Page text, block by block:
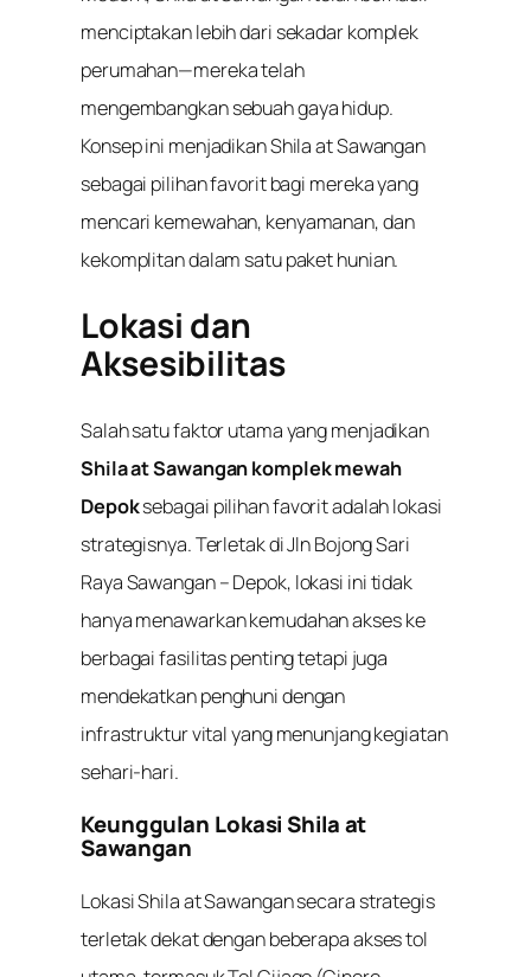
menciptakan lebih dari sekadar komplek
perumahan—mereka telah
mengembangkan sebuah gaya hidup.
Konsep ini menjadikan Shila at Sawangan
sebagai pilihan favorit bagi mereka yang
mencari kemewahan, kenyamanan, dan
kekomplitan dalam satu paket hunian.
Lokasi dan
Aksesibilitas
Salah satu faktor utama yang menjadikan
Shila at Sawangan komplek mewah
Depoksebagai pilihan favorit adalah lokasi
strategisnya. Terletak di Jln Bojong Sari
Raya Sawangan – Depok, lokasi ini tidak
hanya menawarkan kemudahan akses ke
berbagai fasilitas penting tetapi juga
mendekatkan penghuni dengan
infrastruktur vital yang menunjang kegiatan
sehari-hari.
Keunggulan Lokasi Shila at
Sawangan
Lokasi Shila at Sawangan secara strategis
terletak dekat dengan beberapa akses tol